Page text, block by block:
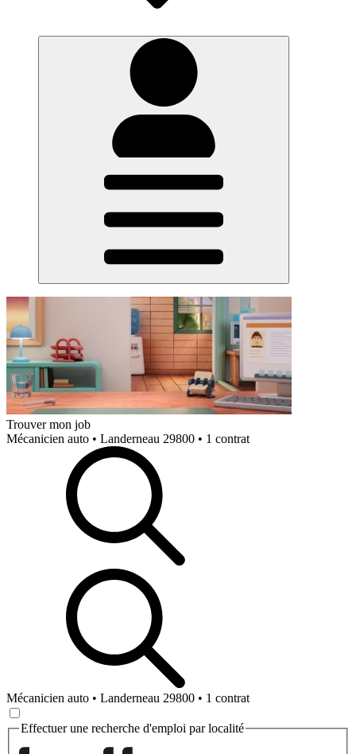
Trouver mon job
Mécanicien auto • Landerneau 29800 • 1 contrat
Mécanicien auto • Landerneau 29800 • 1 contrat
Effectuer une recherche d'emploi par localité